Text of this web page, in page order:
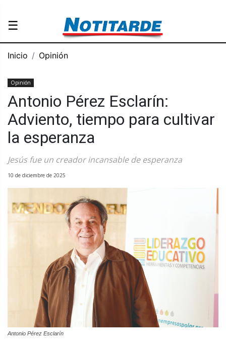
☰
Inicio Opinión
Opinión
Antonio Pérez Esclarín:
Adviento, tiempo para cultivar
la esperanza
Jesús fue un creador incansable de esperanza
10 de diciembre de 2025
Antonio Pérez Esclarín